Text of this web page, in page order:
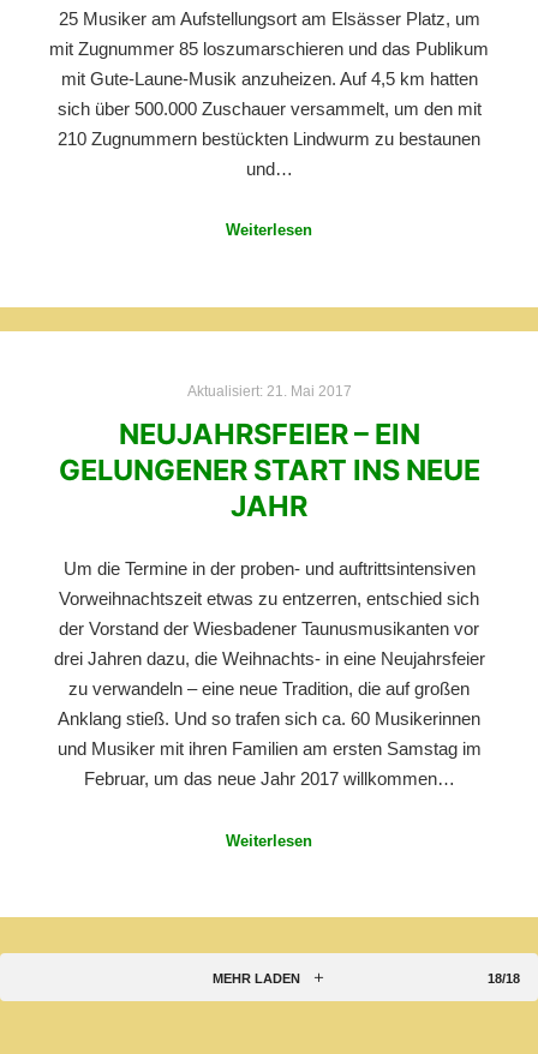
25 Musiker am Aufstellungsort am Elsässer Platz, um
mit Zugnummer 85 loszumarschieren und das Publikum
mit Gute-Laune-Musik anzuheizen. Auf 4,5 km hatten
sich über 500.000 Zuschauer versammelt, um den mit
210 Zugnummern bestückten Lindwurm zu bestaunen
und…
Weiterlesen
Aktualisiert: 21. Mai 2017
NEUJAHRSFEIER – EIN
GELUNGENER START INS NEUE
JAHR
Um die Termine in der proben- und auftrittsintensiven
Vorweihnachtszeit etwas zu entzerren, entschied sich
der Vorstand der Wiesbadener Taunusmusikanten vor
drei Jahren dazu, die Weihnachts- in eine Neujahrsfeier
zu verwandeln – eine neue Tradition, die auf großen
Anklang stieß. Und so trafen sich ca. 60 Musikerinnen
und Musiker mit ihren Familien am ersten Samstag im
Februar, um das neue Jahr 2017 willkommen…
Weiterlesen
MEHR LADEN 18/18